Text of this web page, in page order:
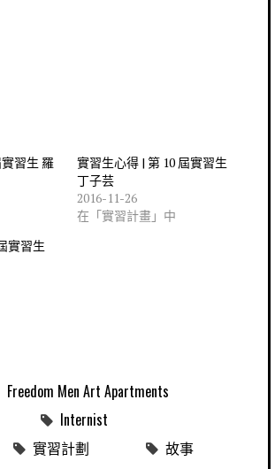
習生 羅
實習生心得 | 第 10 屆實習生
丁子芸
2016-11-26
在「實習計畫」中
實習生
Freedom Men Art Apartments
Internist
實習計劃
故事